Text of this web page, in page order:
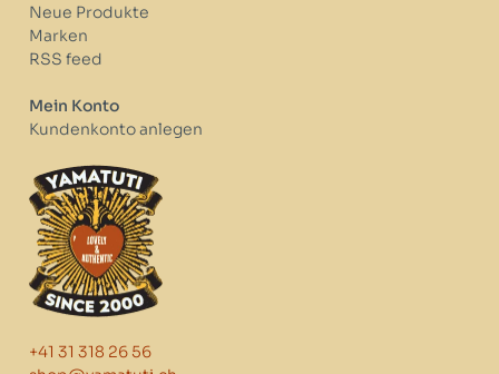
Neue Produkte
Marken
RSS feed
Mein Konto
Kundenkonto anlegen
+41 31 318 26 56